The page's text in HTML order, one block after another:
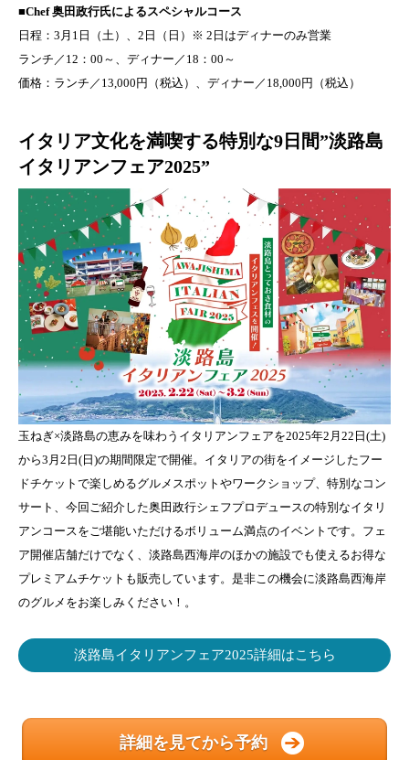
■Chef 奥田政行氏によるスペシャルコース
日程：3月1日（土）、2日（日）※ 2日はディナーのみ営業
ランチ／12：00～、ディナー／18：00～
価格：ランチ／13,000円（税込）、ディナー／18,000円（税込）
イタリア文化を満喫する特別な9日間”淡路島
イタリアンフェア2025”
玉ねぎ×淡路島の恵みを味わうイタリアンフェアを2025年2月22日(土)
から3月2日(日)の期間限定で開催。イタリアの街をイメージしたフー
ドチケットで楽しめるグルメスポットやワークショップ、特別なコン
サート、今回ご紹介した奥田政行シェフプロデュースの特別なイタリ
アンコースをご堪能いただけるボリューム満点のイベントです。フェ
ア開催店舗だけでなく、淡路島西海岸のほかの施設でも使えるお得な
プレミアムチケットも販売しています。是非この機会に淡路島西海岸
のグルメをお楽しみください！。
淡路島イタリアンフェア2025詳細はこちら
詳細を見てから予約